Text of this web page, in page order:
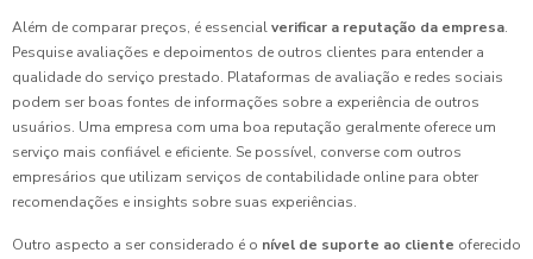
Além de comparar preços, é essencialverificar a reputação da empresa.
Pesquise avaliações e depoimentos de outros clientes para entender a
qualidade do serviço prestado. Plataformas de avaliação e redes sociais
podem ser boas fontes de informações sobre a experiência de outros
usuários. Uma empresa com uma boa reputação geralmente oferece um
serviço mais confiável e eficiente. Se possível, converse com outros
empresários que utilizam serviços de contabilidade online para obter
recomendações e insights sobre suas experiências.
Outro aspecto a ser considerado é o nível de suporte ao cliente oferecido